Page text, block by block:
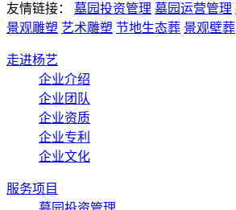
友情链接： 墓园投资管理 墓园运营管理
景观雕塑 艺术雕塑 节地生态葬 景观壁葬
走进杨艺
企业介绍
企业团队
企业资质
企业专利
企业文化
服务项目